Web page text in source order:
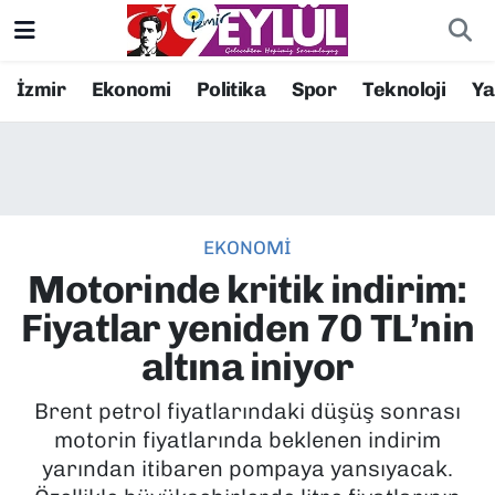
İzmir Ekonomi Politika Spor Teknoloji
EKONOMİ
Motorinde kritik indirim:
Fiyatlar yeniden 70 TL’nin
altına iniyor
Brent petrol fiyatlarındaki düşüş sonrası
motorin fiyatlarında beklenen indirim
yarından itibaren pompaya yansıyacak.
Resmi İlanlar
EKONOMİ
KÜLTÜR SANAT
MAGAZİN
POLİTİKA
Konak Nöbetçi Eczaneler
Süper Lig Puan Durumu ve Fikstür
Tüm Manşetler
Son Dakika Haberleri
Haber Arşivi